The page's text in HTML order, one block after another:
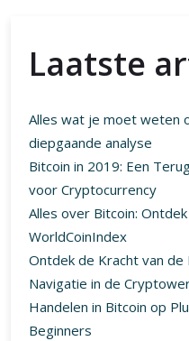
Laatste
Alles wat je moet weten
diepgaande analyse
Bitcoin in 2019: Een
voor Cryptocurrency
Alles over Bitcoin:
WorldCoinIndex
Ontdek de Kracht van
Navigatie in de
Handelen in Bitcoin op
Beginners